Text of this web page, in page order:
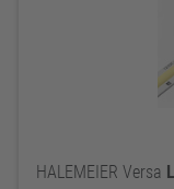
HALEMEIER Versa